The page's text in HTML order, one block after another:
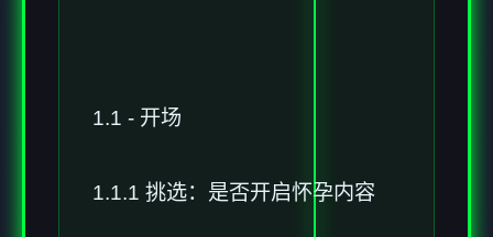
1.1 - 开场
1.1.1 挑选：是否开启怀孕内容